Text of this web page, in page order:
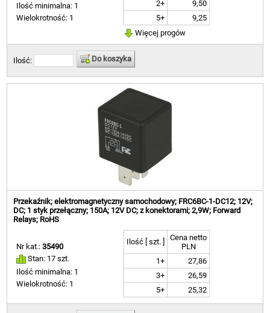
Ilość minimalna: 1
Wielokrotność: 1
2+
9,50
5+
9,25
Więcej progów
Ilość: Do koszyka
Przekaźnik; elektromagnetyczny samochodowy; FRC6BC-1-DC12; 12V;
DC; 1 styk przełączny; 150A; 12V DC; z konektorami; 2,9W; Forward
Relays; RoHS
Nr kat.:35490
Stan: 17 szt.
Ilość minimalna: 1
Wielokrotność: 1
Ilość [ szt. ]
Cena netto
PLN
1+
27,86
3+
26,59
5+
25,32